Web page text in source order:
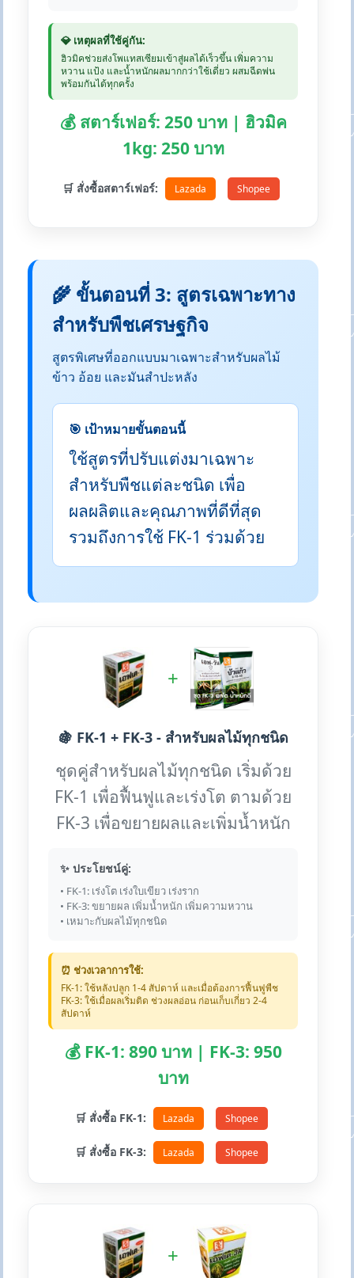
💎 เหตุผลที่ใช้คู่กัน:
ฮิวมิคช่วยส่งโพแทสเซียมเข้าสู่ผลได้เร็วขึ้น เพิ่มความ
หวาน แป้ง และน้ำหนักผลมากกว่าใช้เดี่ยว ผสมฉีดพ่น
พร้อมกันได้ทุกครั้ง
💰 สตาร์เฟอร์: 250 บาท | ฮิวมิค
1kg: 250 บาท
🛒 สั่งซื้อสตาร์เฟอร์: Lazada Shopee
🌾 ขั้นตอนที่ 3: สูตรเฉพาะทาง
สำหรับพืชเศรษฐกิจ
สูตรพิเศษที่ออกแบบมาเฉพาะสำหรับผลไม้
ข้าว อ้อย และมันสำปะหลัง
🎯 เป้าหมายขั้นตอนนี้
ใช้สูตรที่ปรับแต่งมาเฉพาะ
สำหรับพืชแต่ละชนิด เพื่อ
ผลผลิตและคุณภาพที่ดีที่สุด
รวมถึงการใช้ FK-1 ร่วมด้วย
+
🍇 FK-1 + FK-3 - สำหรับผลไม้ทุกชนิด
ชุดคู่สำหรับผลไม้ทุกชนิด เริ่มด้วย
FK-1 เพื่อฟื้นฟูและเร่งโต ตามด้วย
FK-3 เพื่อขยายผลและเพิ่มน้ำหนัก
✨ ประโยชน์คู่:
• FK-1: เร่งโต เร่งใบเขียว เร่งราก
• FK-3: ขยายผล เพิ่มน้ำหนัก เพิ่มความหวาน
• เหมาะกับผลไม้ทุกชนิด
⏰ ช่วงเวลาการใช้:
FK-1: ใช้หลังปลูก 1-4 สัปดาห์ และเมื่อต้องการฟื้นฟูพืช
FK-3: ใช้เมื่อผลเริ่มติด ช่วงผลอ่อน ก่อนเก็บเกี่ยว 2-4
สัปดาห์
💰 FK-1: 890 บาท | FK-3: 950
บาท
🛒 สั่งซื้อ FK-1: Lazada Shopee
🛒 สั่งซื้อ FK-3: Lazada Shopee
+